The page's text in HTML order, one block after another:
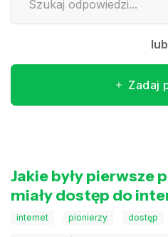
lub
Zadaj
Jakie były pierwsze
miały dostęp do
internet pionierzy dostęp